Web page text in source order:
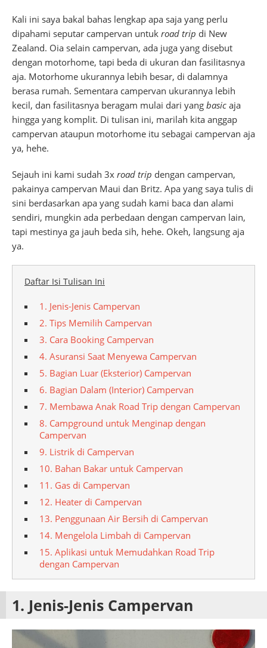
Kali ini saya bakal bahas lengkap apa saja yang perlu
dipahami seputar campervan untuk road trip di New
Zealand. Oia selain campervan, ada juga yang disebut
dengan motorhome, tapi beda di ukuran dan fasilitasnya
aja. Motorhome ukurannya lebih besar, di dalamnya
berasa rumah. Sementara campervan ukurannya lebih
kecil, dan fasilitasnya beragam mulai dari yang basic aja
hingga yang komplit. Di tulisan ini, marilah kita anggap
campervan ataupun motorhome itu sebagai campervan aja
ya, hehe.
Sejauh ini kami sudah 3x road trip dengan campervan,
pakainya campervan Maui dan Britz. Apa yang saya tulis di
sini berdasarkan apa yang sudah kami baca dan alami
sendiri, mungkin ada perbedaan dengan campervan lain,
tapi mestinya ga jauh beda sih, hehe. Okeh, langsung aja
ya.
Daftar Isi Tulisan Ini
1. Jenis-Jenis Campervan
2. Tips Memilih Campervan
3. Cara Booking Campervan
4. Asuransi Saat Menyewa Campervan
5. Bagian Luar (Eksterior) Campervan
6. Bagian Dalam (Interior) Campervan
7. Membawa Anak Road Trip dengan Campervan
8. Campground untuk Menginap dengan
Campervan
9. Listrik di Campervan
10. Bahan Bakar untuk Campervan
11. Gas di Campervan
12. Heater di Campervan
13. Penggunaan Air Bersih di Campervan
14. Mengelola Limbah di Campervan
15. Aplikasi untuk Memudahkan Road Trip
dengan Campervan
1. Jenis-Jenis Campervan